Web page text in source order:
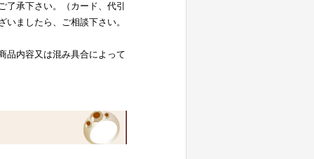
承下さい。（カード、代引
ましたら、ご相談下さい。
品内容又は混み具合によって